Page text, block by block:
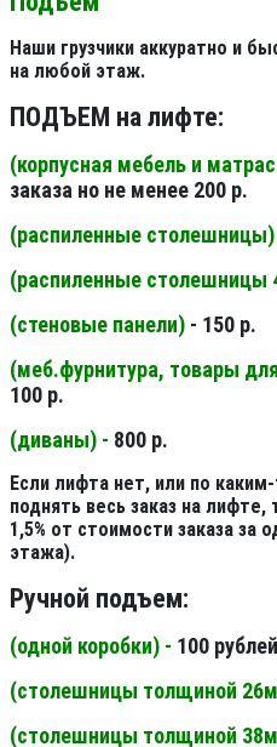
Наши грузчики аккуратно и
на любой этаж.
ПОДЪЕМ на лифте:
(корпусная мебель и
заказа но не менее 200 р.
(распиленные столешницы)
(распиленные столешницы
(стеновые панели) - 150 р.
(меб.фурнитура, товары
100 р.
(диваны) - 800 р.
Если лифта нет, или по
поднять весь заказ на
1,5% от стоимости заказа за
этажа).
Ручной подъем:
(одной коробки) - 100
(столешницы толщиной
(столешницы толщиной